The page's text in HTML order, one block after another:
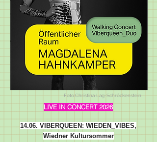
Foto:Christina Lag-Schröckenstein
LIVE IN CONCERT 2026
14.06. VIBERQUEEN: WIEDEN_VIBES,
Wiedner Kultursommer